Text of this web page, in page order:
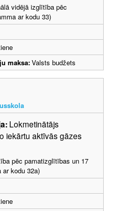
vidējā izglītība pēc
ar kodu 33)
maksa:Valsts budžets
Lokmetinātājs
iekārtu aktīvās gāzes
pēc pamatizglītības un 17
ar kodu 32a)